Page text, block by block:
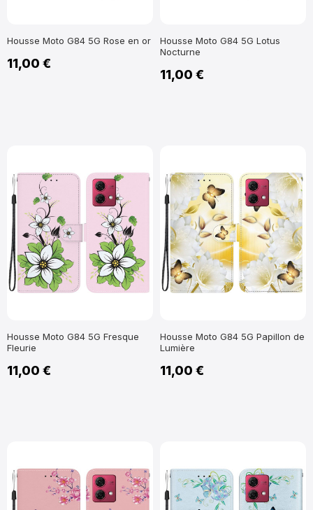
Housse Moto G84 5G Rose en or
11,00 €
Housse Moto G84 5G Lotus
Nocturne
11,00 €
Housse Moto G84 5G Fresque
Fleurie
11,00 €
Housse Moto G84 5G Papillon de
Lumière
11,00 €